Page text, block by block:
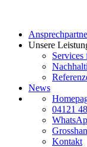
Unsere
Services
News
04121
Kontakt